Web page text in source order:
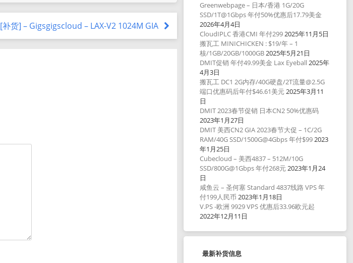
[补货] – Gigsgigscloud – LAX-V2 1024M GIA
Greenwebpage – 日本/香港 1G/20G
SSD/1T@1Gbps 年付50%优惠后17.79美金
2026年4月4日
CloudIPLC 香港CMI 年付2992025年11月5日
搬瓦工 MINICHICKEN : $19/年 – 1
核/1GB/20GB/1000GB2025年5月21日
DMIT促销 年付49.99美金 Lax Eyeball 2025年
4月3日
搬瓦工 DC1 2G内存/40G硬盘/2T流量@2.5G
端口优惠码后年付$46.61美元2025年3月11
日
DMIT 2023春节促销 日本CN2 50%优惠码
2023年1月27日
DMIT 美西CN2 GIA 2023春节大促 – 1C/2G
RAM/40G SSD/1500G@4Gbps 年付$992023
年1月25日
Cubecloud – 美西4837 – 512M/10G
SSD/800G@1Gbps 年付268元2023年1月24
日
咸鱼云 – 圣何塞 Standard 4837线路 VPS 年
付199人民币 2023年1月18日
V.PS -欧洲 9929 VPS 优惠后33.96欧元起
2022年12月11日
最新补货信息